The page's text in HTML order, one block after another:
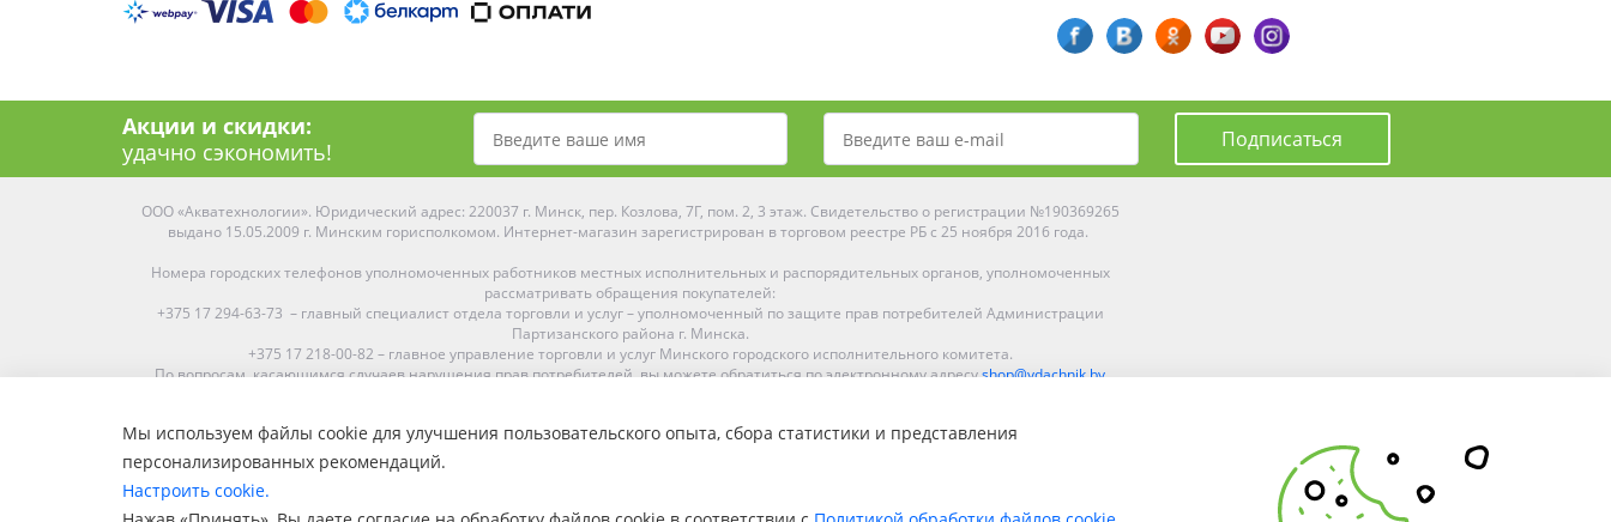
Акции и скидки:
удачно сэкономить!
Подписаться
ООО «Акватехнологии». Юридический адрес: 220037 г. Минск, пер. Козлова, 7Г, пом. 2, 3 этаж. Свидетельство о регистрации №190369265
выдано 15.05.2009 г. Минским горисполкомом. Интернет-магазин зарегистрирован в торговом реестре РБ с 25 ноября 2016 года.
Номера городских телефонов уполномоченных работников местных исполнительных и распорядительных органов, уполномоченных
рассматривать обращения покупателей:
+375 17 294-63-73 – главный специалист отдела торговли и услуг – уполномоченный по защите прав потребителей Администрации
Партизанского района г. Минска.
+375 17 218-00-82 – главное управление торговли и услуг Минского городского исполнительного комитета.
По вопросам, касающимся случаев нарушения прав потребителей, вы можете обратиться по электронному адресуshop@ydachnik.by
Средняя оценка:4.9 из5на основании голосования10наших покупателей
Наши магазины представлены в Минске, Бресте, Витебске, Гомеле, Гродно, Могилеве, Бобруйске, Барановичах, Молодечно, Новополоцке,
Мы используем файлы cookie для улучшения пользовательского опыта, сбора статистики и представления
персонализированных рекомендаций.
Настроить cookie.